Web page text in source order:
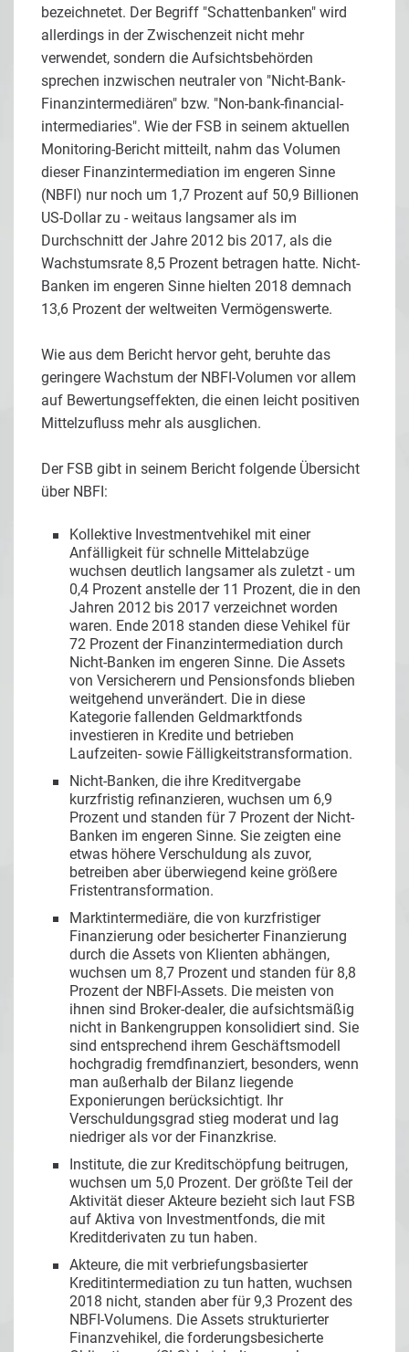
bezeichnetet. Der Begriff "Schattenbanken" wird
allerdings in der Zwischenzeit nicht mehr
verwendet, sondern die Aufsichtsbehörden
sprechen inzwischen neutraler von "Nicht-Bank-
Finanzintermediären" bzw. "Non-bank-financial-
intermediaries". Wie der FSB in seinem aktuellen
Monitoring-Bericht mitteilt, nahm das Volumen
dieser Finanzintermediation im engeren Sinne
(NBFI) nur noch um 1,7 Prozent auf 50,9 Billionen
US-Dollar zu - weitaus langsamer als im
Durchschnitt der Jahre 2012 bis 2017, als die
Wachstumsrate 8,5 Prozent betragen hatte. Nicht-
Banken im engeren Sinne hielten 2018 demnach
13,6 Prozent der weltweiten Vermögenswerte.
Wie aus dem Bericht hervor geht, beruhte das
geringere Wachstum der NBFI-Volumen vor allem
auf Bewertungseffekten, die einen leicht positiven
Mittelzufluss mehr als ausglichen.
Der FSB gibt in seinem Bericht folgende Übersicht
über NBFI:
Kollektive Investmentvehikel mit einer
Anfälligkeit für schnelle Mittelabzüge
wuchsen deutlich langsamer als zuletzt - um
0,4 Prozent anstelle der 11 Prozent, die in den
Jahren 2012 bis 2017 verzeichnet worden
waren. Ende 2018 standen diese Vehikel für
72 Prozent der Finanzintermediation durch
Nicht-Banken im engeren Sinne. Die Assets
von Versicherern und Pensionsfonds blieben
weitgehend unverändert. Die in diese
Kategorie fallenden Geldmarktfonds
investieren in Kredite und betrieben
Laufzeiten- sowie Fälligkeitstransformation.
Nicht-Banken, die ihre Kreditvergabe
kurzfristig refinanzieren, wuchsen um 6,9
Prozent und standen für 7 Prozent der Nicht-
Banken im engeren Sinne. Sie zeigten eine
etwas höhere Verschuldung als zuvor,
betreiben aber überwiegend keine größere
Fristentransformation.
Marktintermediäre, die von kurzfristiger
Finanzierung oder besicherter Finanzierung
durch die Assets von Klienten abhängen,
wuchsen um 8,7 Prozent und standen für 8,8
Prozent der NBFI-Assets. Die meisten von
ihnen sind Broker-dealer, die aufsichtsmäßig
nicht in Bankengruppen konsolidiert sind. Sie
sind entsprechend ihrem Geschäftsmodell
hochgradig fremdfinanziert, besonders, wenn
man außerhalb der Bilanz liegende
Exponierungen berücksichtigt. Ihr
Verschuldungsgrad stieg moderat und lag
niedriger als vor der Finanzkrise.
Institute, die zur Kreditschöpfung beitrugen,
wuchsen um 5,0 Prozent. Der größte Teil der
Aktivität dieser Akteure bezieht sich laut FSB
auf Aktiva von Investmentfonds, die mit
Kreditderivaten zu tun haben.
Akteure, die mit verbriefungsbasierter
Kreditintermediation zu tun hatten, wuchsen
2018 nicht, standen aber für 9,3 Prozent des
NBFI-Volumens. Die Assets strukturierter
Finanzvehikel, die forderungsbesicherte